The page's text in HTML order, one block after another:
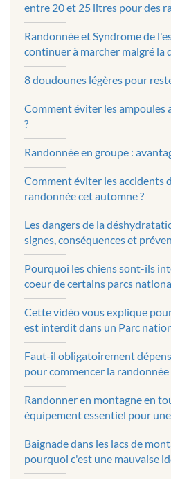
entre 20 et 25 litres pour des
Randonnée et Syndrome de
continuer à marcher malgré la
8 doudounes légères pour
Comment éviter les ampoules
?
Randonnée en groupe :
Comment éviter les accidents
randonnée cet automne ?
Les dangers de la
signes, conséquences et
Pourquoi les chiens sont-ils
coeur de certains parcs
Cette vidéo vous explique
est interdit dans un Parc
Faut-il obligatoirement
pour commencer la randonnée
Randonner en montagne en
équipement essentiel pour
Baignade dans les lacs de
pourquoi c'est une mauvaise